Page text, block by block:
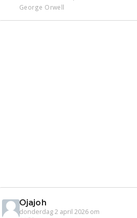
George Orwell
Ojajoh
donderdag 2 april 2026 om